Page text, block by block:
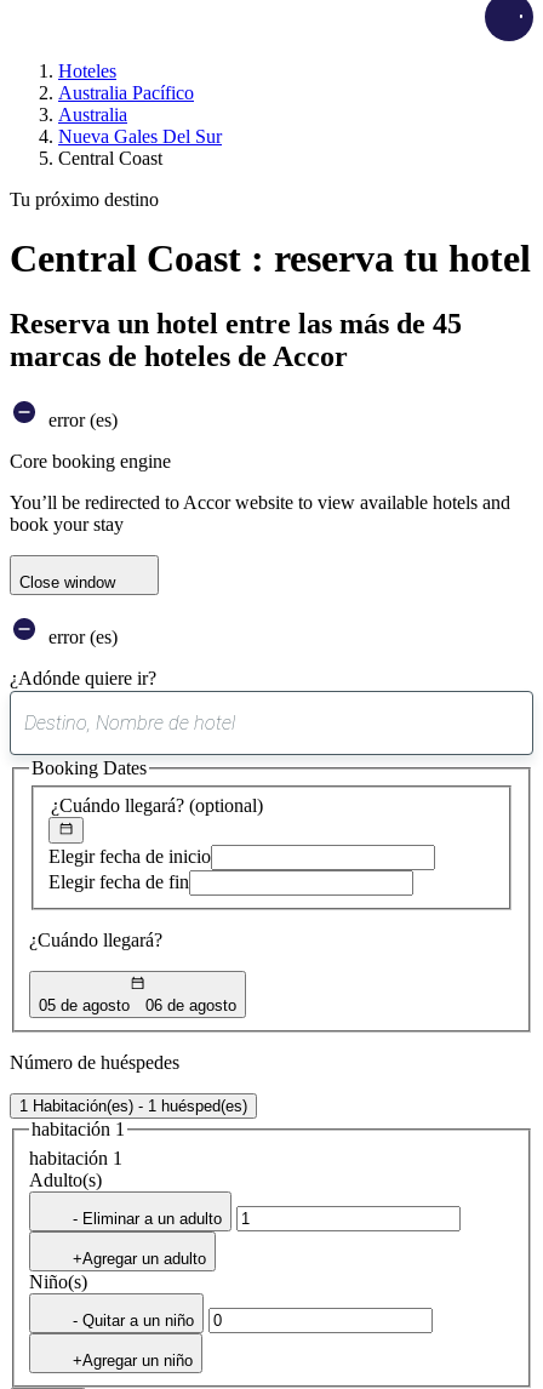
Hoteles
Australia Pacífico
Australia
Nueva Gales Del Sur
Central Coast
Tu próximo destino
Central Coast : reserva tu hotel
Reserva un hotel entre las más de 45
marcas de hoteles de Accor
error (es)
Core booking engine
You’ll be redirected to Accor website to view available hotels and
book your stay
Close window
error (es)
¿Adónde quiere ir?
sugerencia
encontrada
¿Cuándo llegará? (optional)
Elegir fecha de inicio
Elegir fecha de fin
¿Cuándo llegará?
05 de agosto 06 de agosto
Booking Dates
Número de huéspedes
1 Habitación(es) - 1 huésped(es)
habitación 1
habitación 1
Adulto(s)
- Eliminar a un adulto
+Agregar un adulto
Niño(s)
- Quitar a un niño
+Agregar un niño